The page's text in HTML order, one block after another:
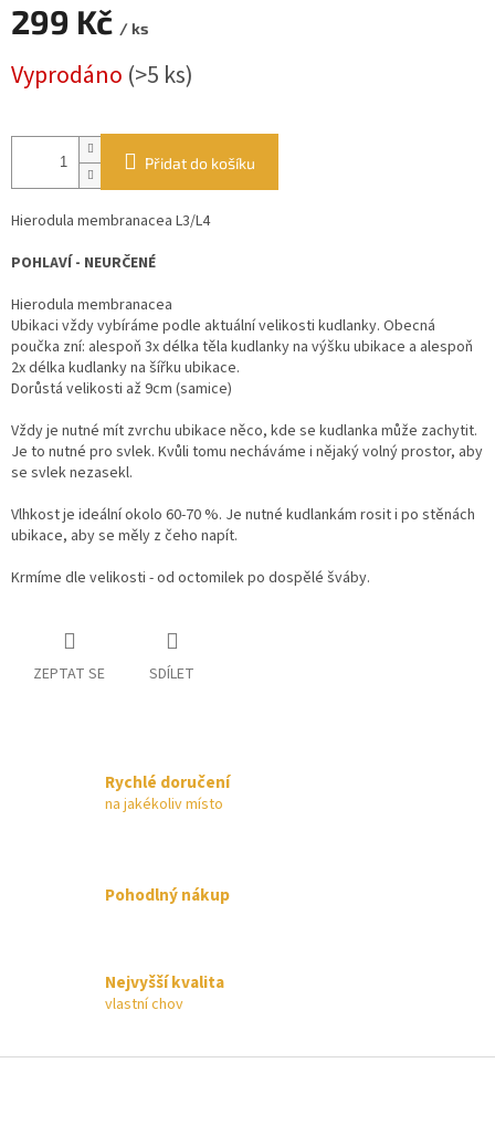
299 Kč / ks
cena:
Vyprodáno (>5 ks)
Přidat do košíku
Hierodula membranacea L3/L4
POHLAVÍ - NEURČENÉ
Hierodula membranacea
Ubikaci vždy vybíráme podle aktuální velikosti kudlanky. Obecná
poučka zní: alespoň 3x délka těla kudlanky na výšku ubikace a alespoň
2x délka kudlanky na šířku ubikace.
Dorůstá velikosti až 9cm (samice)
Vždy je nutné mít zvrchu ubikace něco, kde se kudlanka může zachytit.
Je to nutné pro svlek. Kvůli tomu necháváme i nějaký volný prostor, aby
se svlek nezasekl.
Vlhkost je ideální okolo 60-70 %. Je nutné kudlankám rosit i po stěnách
ubikace, aby se měly z čeho napít.
Krmíme dle velikosti - od octomilek po dospělé šváby.
ZEPTAT SE SDÍLET
Rychlé doručení
na jakékoliv místo
Pohodlný nákup
Nejvyšší kvalita
vlastní chov